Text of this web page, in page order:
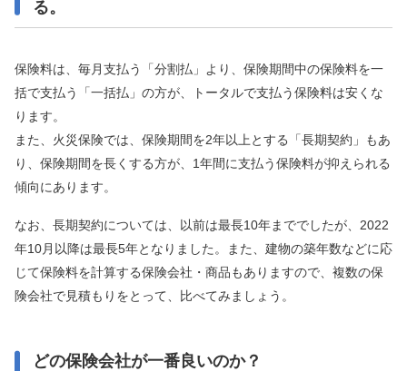
る。
保険料は、毎月支払う「分割払」より、保険期間中の保険料を一
括で支払う「一括払」の方が、トータルで支払う保険料は安くな
ります。
また、火災保険では、保険期間を2年以上とする「長期契約」もあ
り、保険期間を長くする方が、1年間に支払う保険料が抑えられる
傾向にあります。
なお、長期契約については、以前は最長10年まででしたが、2022
年10月以降は最長5年となりました。また、建物の築年数などに応
じて保険料を計算する保険会社・商品もありますので、複数の保
険会社で見積もりをとって、比べてみましょう。
どの保険会社が一番良いのか？